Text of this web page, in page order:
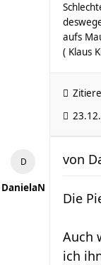
aufs
( Klaus
DanielaN
von
Die
Auch
ich